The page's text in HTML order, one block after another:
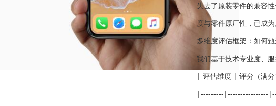
失去了原装零件的兼容
度与零件原厂性，已成
多维度评估框架：如何
我们基于技术专业度、
| 评估维度 | 评分（满
|---------|----------------